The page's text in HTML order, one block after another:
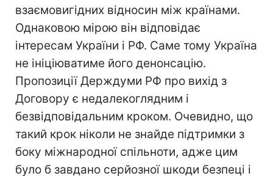
взаємовигідних відносин між країнами.
Однаковою мірою він відповідає
інтересам України і РФ. Саме тому Україна
не ініціюватиме його денонсацію.
Пропозиції Держдуми РФ про вихід з
Договору є недалекоглядним і
безвідповідальним кроком. Очевидно, що
такий крок ніколи не знайде підтримки з
боку міжнародної спільноти, адже цим
було б завдано серйозної шкоди безпеці і